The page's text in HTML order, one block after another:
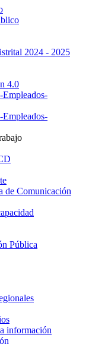
2024 - 2025
4.0
de Comunicación
Pública
información